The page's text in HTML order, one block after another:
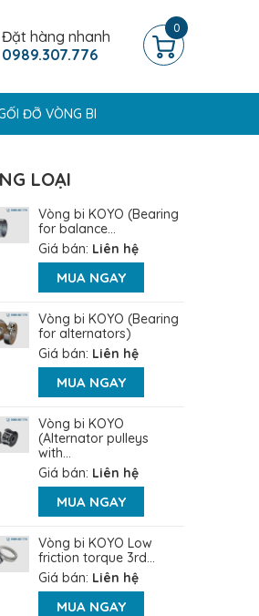
Đặt hàng nhanh
0989.307.776
0
ĐỠ VÒNG BI
LOẠI
Vòng bi KOYO (Bearing
for balance...
Giá bán: Liên hệ
MUA NGAY
Vòng bi KOYO (Bearing
for alternators)
Giá bán: Liên hệ
MUA NGAY
Vòng bi KOYO
(Alternator pulleys
with...
Giá bán: Liên hệ
MUA NGAY
Vòng bi KOYO Low
friction torque 3rd...
Giá bán: Liên hệ
MUA NGAY